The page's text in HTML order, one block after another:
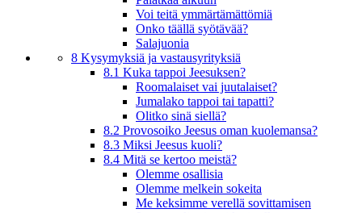
Voi teitä ymmärtämättömiä
Onko täällä syötävää?
Salajuonia
8 Kysymyksiä ja vastausyrityksiä
8.1 Kuka tappoi Jeesuksen?
Roomalaiset vai juutalaiset?
Jumalako tappoi tai tapatti?
Olitko sinä siellä?
8.2 Provosoiko Jeesus oman kuolemansa?
8.3 Miksi Jeesus kuoli?
8.4 Mitä se kertoo meistä?
Olemme osallisia
Olemme melkein sokeita
Me keksimme verellä sovittamisen